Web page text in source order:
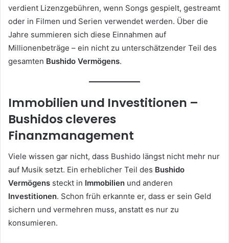
verdient Lizenzgebühren, wenn Songs gespielt, gestreamt
oder in Filmen und Serien verwendet werden. Über die
Jahre summieren sich diese Einnahmen auf
Millionenbeträge – ein nicht zu unterschätzender Teil des
gesamten Bushido Vermögens.
Immobilien und Investitionen –
Bushidos cleveres
Finanzmanagement
Viele wissen gar nicht, dass Bushido längst nicht mehr nur
auf Musik setzt. Ein erheblicher Teil des Bushido
Vermögens steckt in Immobilien und anderen
Investitionen. Schon früh erkannte er, dass er sein Geld
sichern und vermehren muss, anstatt es nur zu
konsumieren.